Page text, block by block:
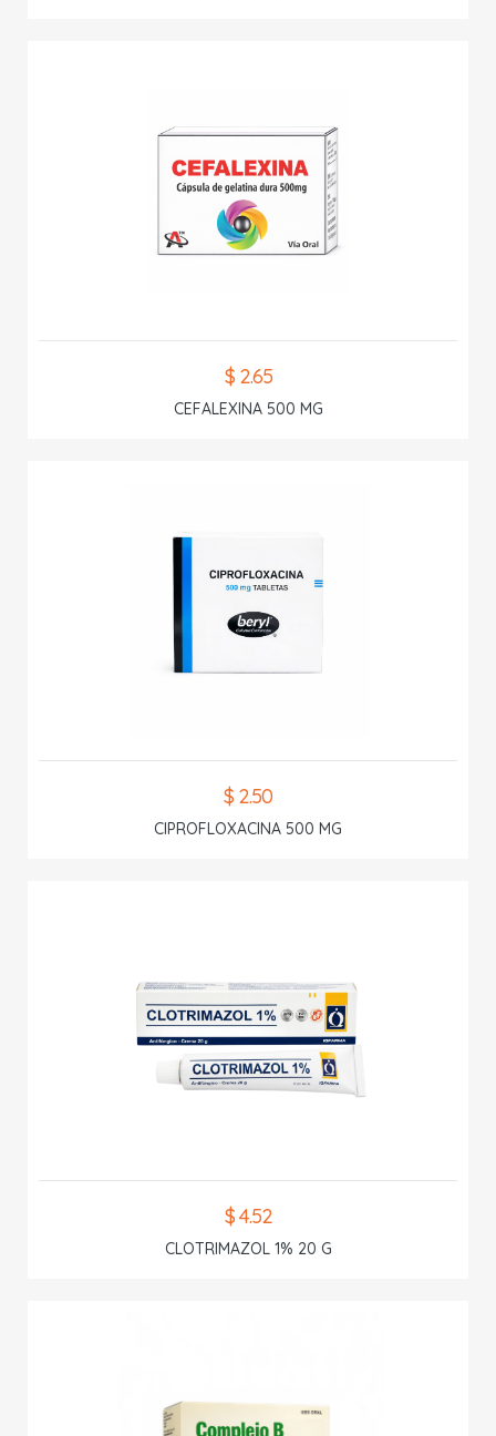
$ 2.65
CEFALEXINA 500 MG
$ 2.50
CIPROFLOXACINA 500 MG
$ 4.52
CLOTRIMAZOL 1% 20 G